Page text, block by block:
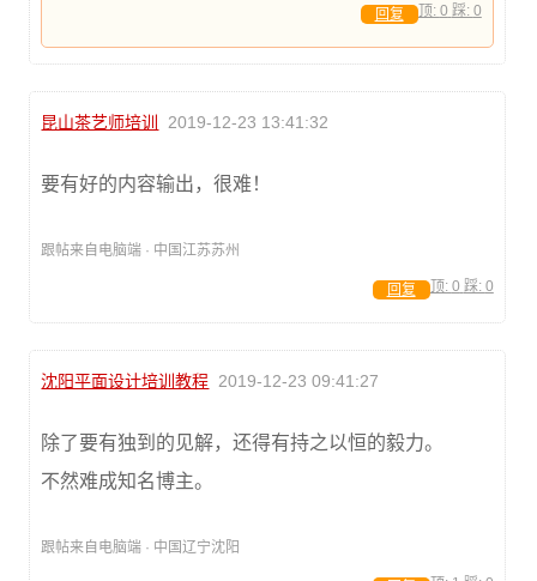
顶: 0 踩: 0
回复
昆山茶艺师培训 2019-12-23 13:41:32
要有好的内容输出，很难！
跟帖来自电脑端 · 中国江苏苏州
顶: 0 踩: 0
回复
沈阳平面设计培训教程 2019-12-23 09:41:27
除了要有独到的见解，还得有持之以恒的毅力。
不然难成知名博主。
跟帖来自电脑端 · 中国辽宁沈阳